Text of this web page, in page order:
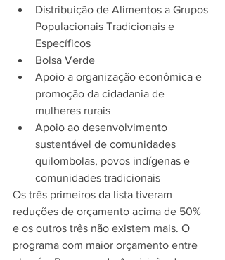
Distribuição de Alimentos a Grupos
Populacionais Tradicionais e
Específicos
Bolsa Verde
Apoio a organização econômica e
promoção da cidadania de
mulheres rurais
Apoio ao desenvolvimento
sustentável de comunidades
quilombolas, povos indígenas e
comunidades tradicionais
Os três primeiros da lista tiveram
reduções de orçamento acima de 50%
e os outros três não existem mais. O
programa com maior orçamento entre